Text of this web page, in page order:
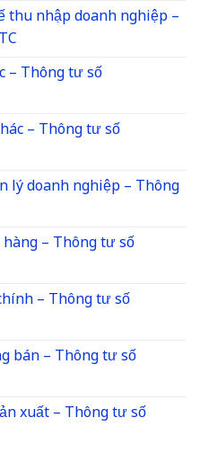
thu nhập doanh nghiệp –
– Thông tư số
– Thông tư số
lý doanh nghiệp – Thông
– Thông tư số
– Thông tư số
bán – Thông tư số
xuất – Thông tư số